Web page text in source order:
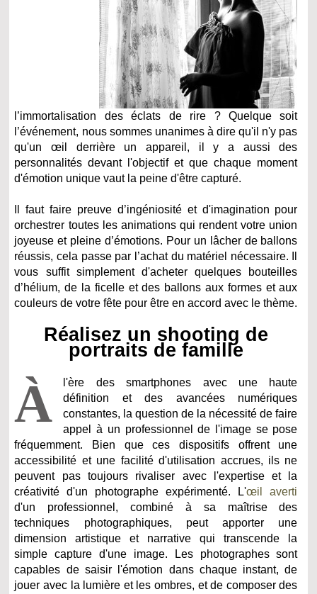
l’immortalisation des éclats de rire ? Quelque soit
l’événement, nous sommes unanimes à dire qu'il n'y pas
qu'un œil derrière un appareil, il y a aussi des
personnalités devant l'objectif et que chaque moment
d'émotion unique vaut la peine d'être capturé.
Il faut faire preuve d’ingéniosité et d'imagination pour
orchestrer toutes les animations qui rendent votre union
joyeuse et pleine d’émotions. Pour un lâcher de ballons
réussis, cela passe par l’achat du matériel nécessaire. Il
vous suffit simplement d'acheter quelques bouteilles
d’hélium, de la ficelle et des ballons aux formes et aux
couleurs de votre fête pour être en accord avec le thème.
Réalisez un shooting de
portraits de famille
À
l'ère des smartphones avec une haute
définition et des avancées numériques
constantes, la question de la nécessité de faire
appel à un professionnel de l'image se pose
fréquemment. Bien que ces dispositifs offrent une
accessibilité et une facilité d'utilisation accrues, ils ne
peuvent pas toujours rivaliser avec l'expertise et la
créativité d'un photographe expérimenté. L'œil averti
d'un professionnel, combiné à sa maîtrise des
techniques photographiques, peut apporter une
dimension artistique et narrative qui transcende la
simple capture d'une image. Les photographes sont
capables de saisir l'émotion dans chaque instant, de
jouer avec la lumière et les ombres, et de composer des